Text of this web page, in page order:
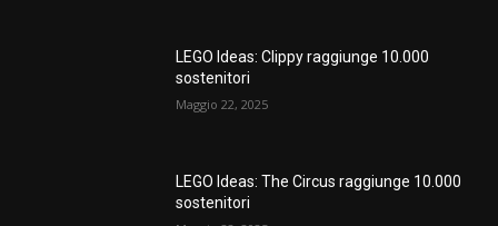
LEGO Ideas: Clippy raggiunge 10.000
sostenitori
Maggio 22, 2025
LEGO Ideas: The Circus raggiunge 10.000
sostenitori